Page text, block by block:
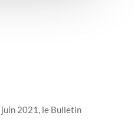
juin 2021, le Bulletin